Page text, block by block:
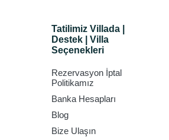
Tatilimiz Villada |
Destek | Villa
Seçenekleri
Rezervasyon İptal
Politikamız
Banka Hesapları
Blog
Bize Ulaşın